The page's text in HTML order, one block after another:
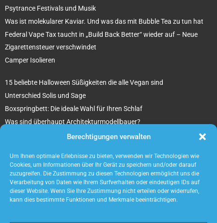
Berechtigungen verwalten
Um Ihnen optimale Erlebnisse zu bieten, verwenden wir Technologien wie
Cookies, um Informationen über Ihr Gerät zu speichern und/oder darauf
zuzugreifen. Die Zustimmung zu diesen Technologien ermöglicht uns die
Verarbeitung von Daten wie Ihrem Surfverhalten oder eindeutigen IDs auf
dieser Website. Wenn Sie Ihre Zustimmung nicht erteilen oder widerrufen,
kann dies bestimmte Funktionen und Merkmale beeinträchtigen.
Psytrance Festivals und Musik
Was ist molekularer Kaviar. Und was das mit Bubble Tea zu tun hat
Federal Vape Tax taucht in „Build Back Better“ wieder auf – Neue
Zigarettensteuer verschwindet
Camper Isolieren
15 beliebte Halloween Süßigkeiten die alle Vegan sind
Unterschied Solis und Sage
Boxspringbett: Die ideale Wahl für Ihren Schlaf
Was sind überhaupt Architekturmodellbauer?
Tipps für Ihr beton ciré Badezimmer